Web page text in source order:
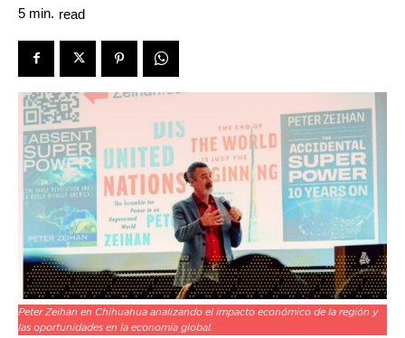
5 min. read
Peter Zeihan en Chihuahua analizando el impacto económico de la región y
las oportunidades en la economía global.